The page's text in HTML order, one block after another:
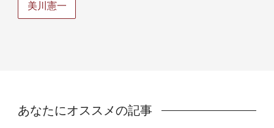
美川憲一
あなたにオススメの記事